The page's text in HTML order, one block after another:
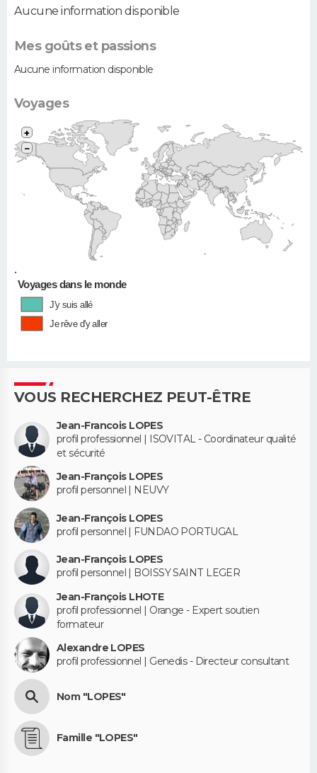
Aucune information disponible
Mes goûts et passions
Aucune information disponible
Voyages
•
+
−
Voyages dans le monde
J'y suis allé
Je rêve d'y aller
VOUS RECHERCHEZ PEUT-ÊTRE
Jean-Francois LOPES
profil professionnel | ISOVITAL - Coordinateur qualité
et sécurité
Jean-François LOPES
profil personnel | NEUVY
Jean-François LOPES
profil personnel | FUNDAO PORTUGAL
Jean-François LOPES
profil personnel | BOISSY SAINT LEGER
Jean-François LHOTE
profil professionnel | Orange - Expert soutien
formateur
Alexandre LOPES
profil professionnel | Genedis - Directeur consultant
Nom "LOPES"
Famille "LOPES"